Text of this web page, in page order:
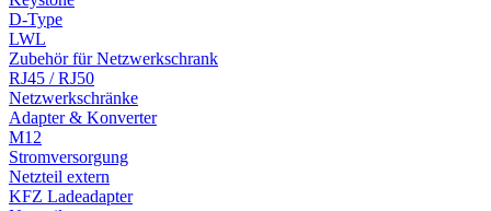
D-Type
LWL
Zubehör für Netzwerkschrank
RJ45 / RJ50
Netzwerkschränke
Adapter & Konverter
M12
Stromversorgung
Netzteil extern
KFZ Ladeadapter